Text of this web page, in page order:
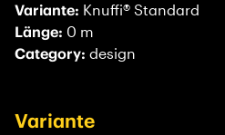
Variante: Knuffi® Standard
Länge: 0 m
Category: design
Variante